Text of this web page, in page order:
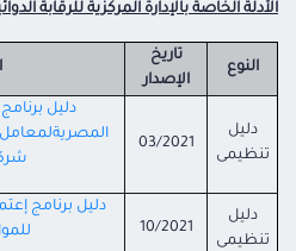
الأدلة الخاصة بالإدارة المركزية للرقابة
النوع
تاريخ
الإصدار
دليل
تنظيمى
03/2021
دليل
المصريةلمعامل
دليل
تنظيمى
10/2021
دليل برنامج